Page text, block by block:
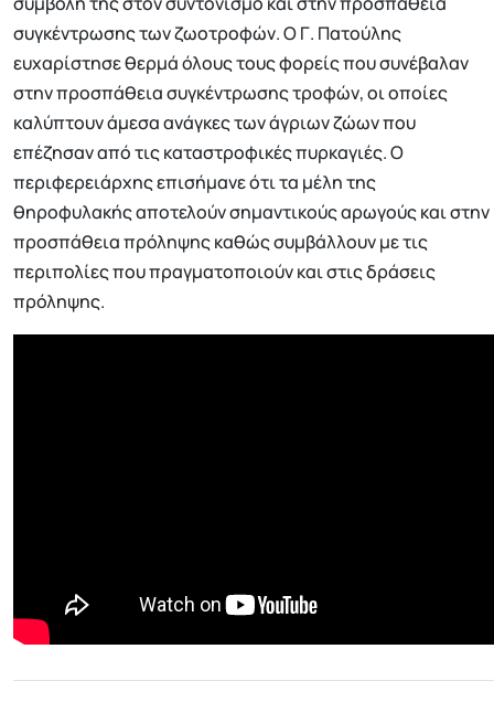
συγκέντρωσης των ζωοτροφών. Ο Γ. Πατούλης
ευχαρίστησε θερμά όλους τους φορείς που συνέβαλαν
στην προσπάθεια συγκέντρωσης τροφών, οι οποίες
καλύπτουν άμεσα ανάγκες των άγριων ζώων που
επέζησαν από τις καταστροφικές πυρκαγιές. Ο
περιφερειάρχης επισήμανε ότι τα μέλη της
θηροφυλακής αποτελούν σημαντικούς αρωγούς και στην
προσπάθεια πρόληψης καθώς συμβάλλουν με τις
περιπολίες που πραγματοποιούν και στις δράσεις
πρόληψης.